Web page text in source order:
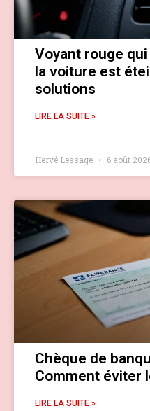
Voyant rouge
la voiture est
solutions
LIRE LA SUITE »
Hervé Lessage 6 août
Chèque de
Comment éviter
LIRE LA SUITE »